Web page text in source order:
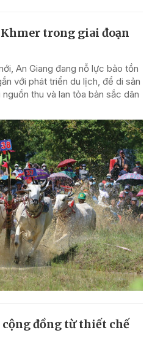
Khmer trong giai đoạn
An Giang đang nỗ lực bảo tồn
với phát triển du lịch, để di sản
thu và lan tỏa bản sắc dân
cộng đồng từ thiết chế